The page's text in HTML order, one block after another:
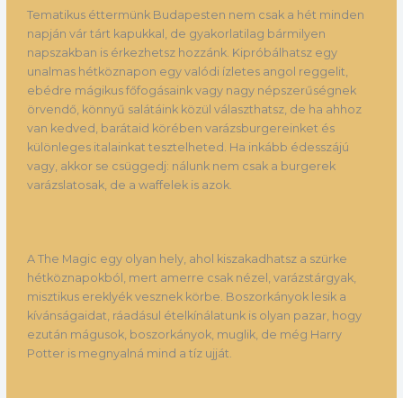
Tematikus éttermünk Budapesten nem csak a hét minden
napján vár tárt kapukkal, de gyakorlatilag bármilyen
napszakban is érkezhetsz hozzánk. Kipróbálhatsz egy
unalmas hétköznapon egy valódi ízletes angol reggelit,
ebédre mágikus főfogásaink vagy nagy népszerűségnek
örvendő, könnyű salátáink közül választhatsz, de ha ahhoz
van kedved, barátaid körében varázsburgereinket és
különleges italainkat tesztelheted. Ha inkább édesszájú
vagy, akkor se csüggedj: nálunk nem csak a burgerek
varázslatosak, de a waffelek is azok.
A The Magic egy olyan hely, ahol kiszakadhatsz a szürke
hétköznapokból, mert amerre csak nézel, varázstárgyak,
misztikus ereklyék vesznek körbe. Boszorkányok lesik a
kívánságaidat, ráadásul ételkínálatunk is olyan pazar, hogy
ezután mágusok, boszorkányok, muglik, de még Harry
Potter is megnyalná mind a tíz ujját.